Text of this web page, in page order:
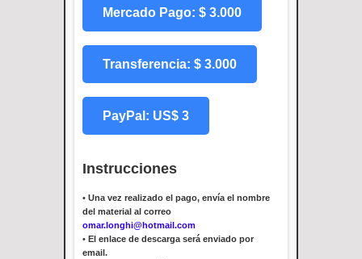
Mercado Pago: $ 3.000
Transferencia: $ 3.000
PayPal: US$ 3
Instrucciones
• Una vez realizado el pago, envía el nombre
del material al correo
omar.longhi@hotmail.com
• El enlace de descarga será enviado por
email.